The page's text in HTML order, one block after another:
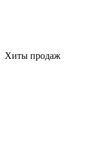
Хиты продаж